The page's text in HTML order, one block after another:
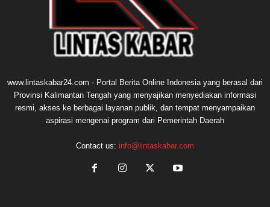
www.lintaskabar24.com - Portal Berita Online Indonesia yang berasal dari
Provinsi Kalimantan Tengah yang menyajikan menyediakan informasi
resmi, akses ke berbagai layanan publik, dan tempat menyampaikan
aspirasi mengenai program dari Pemerintah Daerah
Contact us: info@lintaskabar.com